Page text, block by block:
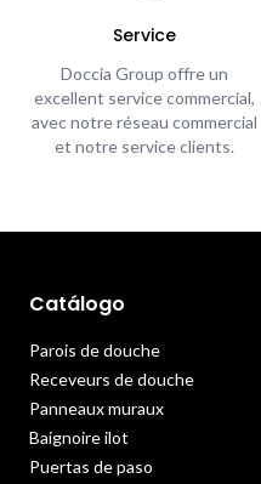
Service
Doccia Group offre un
excellent service commercial,
avec notre réseau commercial
et notre service clients.
Catálogo
Parois de douche
Receveurs de douche
Panneaux muraux
Baignoire ilot
Puertas de paso